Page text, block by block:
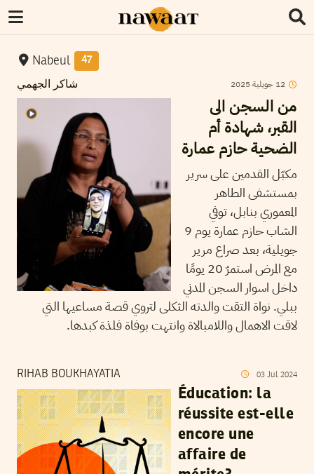
Nabeul 47
شاكر الجهمي 12 جويلية 2025
من السجن الى
القبر، شهادة أم
الضحية حازم عمارة
مكبّل القدمين على سرير
بمستشفى الطاهر
المعموري بنابل، توفي
الشاب حازم عمارة يوم 9
جويلية، بعد صراع مرير
مع المرض استمرّ 20 يومًا
داخل اسوار السجن المدني
ببلي. نواة التقت والدته الثكلى لتروي قصة مساعيها التي
لاقت الاهمال واللامبالاة وانتهت بوفاة فلذة كبدها.
RIHAB BOUKHAYATIA 03 Jul 2024
Éducation: la
réussite est-elle
encore une
affaire de